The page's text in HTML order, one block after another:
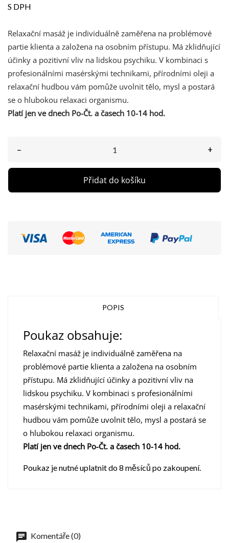
S DPH
Relaxační masáž je individuálně zaměřena na problémové
partie klienta a založena na osobním přístupu. Má zklidňující
účinky a pozitivní vliv na lidskou psychiku. V kombinaci s
profesionálními masérskými technikami, přírodními oleji a
relaxační hudbou vám pomůže uvolnit tělo, mysl a postará
se o hlubokou relaxaci organismu.
Platí jen ve dnech Po-Čt. a časech 10-14 hod.
– +
Přidat do košíku
POPIS
Poukaz obsahuje:
Relaxační masáž je individuálně zaměřena na
problémové partie klienta a založena na osobním
přístupu. Má zklidňující účinky a pozitivní vliv na
lidskou psychiku. V kombinaci s profesionálními
masérskými technikami, přírodními oleji a relaxační
hudbou vám pomůže uvolnit tělo, mysl a postará se
o hlubokou relaxaci organismu.
Platí jen ve dnech Po-Čt. a časech 10-14 hod.
Poukaz je nutné uplatnit do 8 měsíců po zakoupení.
Komentáře (0)